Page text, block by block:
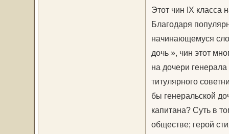
Этот чин IX класса
Благодаря
начинающемуся
дочь », чин этот
на дочери
титулярного
бы генеральской
капитана? Суть в
обществе; герой